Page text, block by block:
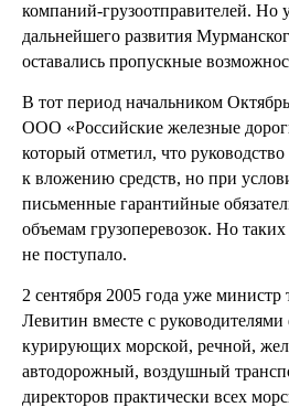
компаний-грузоотправителей. Но
дальнейшего развития
оставались пропускные
В тот период начальником
ООО «Российские железные
который отметил, что
к вложению средств, но при
письменные гарантийные
объемам грузоперевозок. Но таких
не поступало.
2 сентября 2005 года уже министр
Левитин вместе с руководителями
курирующих морской, речной,
автодорожный, воздушный
директоров практически всех